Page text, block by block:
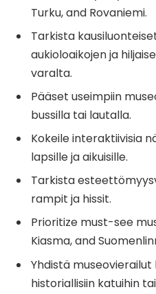
Turku, and Rovaniemi.
Tarkista
aukioloaikojen ja
varalta.
Pääset useimpiin
bussilla tai lautalla.
Kokeile interaktiivisia
lapsille ja aikuisille.
Tarkista
rampit ja hissit.
Prioritize must-see
Kiasma, and
Yhdistä
historiallisiin katuihin